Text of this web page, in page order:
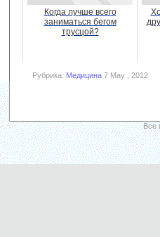
Когда лучше всего
заниматься бегом
трусцой?
Рубрика: Медицина 7 May , 2012
Все